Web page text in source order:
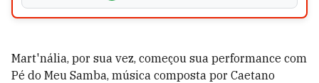
Mart'nália, por sua vez, começou sua performance com
Pé do Meu Samba, música composta por Caetano